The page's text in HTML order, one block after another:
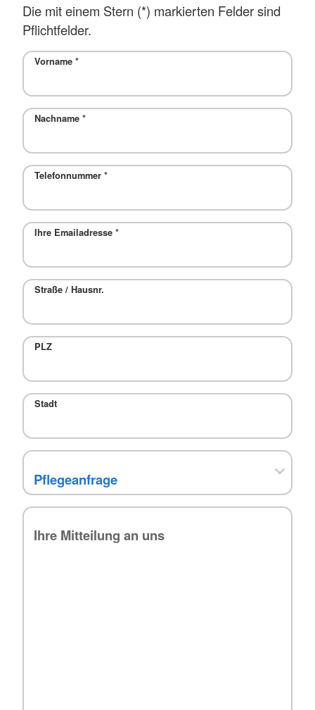
Die mit einem Stern (*) markierten Felder sind
Pflichtfelder.
Vorname *
Nachname *
Telefonnummer *
Ihre Emailadresse *
Straße / Hausnr.
PLZ
Stadt